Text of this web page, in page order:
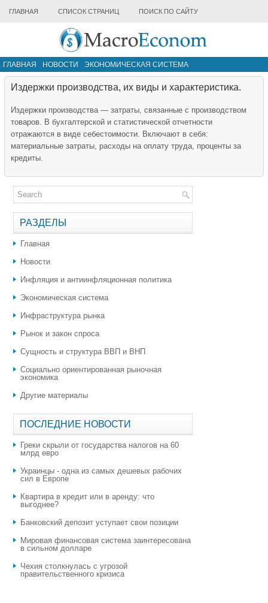
ГЛАВНАЯ СПИСОК СТРАНИЦ ПОИСК ПО САЙТУ
ГЛАВНАЯ НОВОСТИ
ЭКОНОМИЧЕСКАЯ СИСТЕМА
ИНФРАСТРУКТУРА РЫНКА
Издержки производства, их виды и характеристика.
Издержки производства — затраты, связанные с производством
товаров. В бухгалтерской и статистической отчетности
отражаются в виде себестоимости. Включают в себя:
материальные затраты, расходы на оплату труда, проценты за
кредиты.
РАЗДЕЛЫ
Главная
Новости
Инфляция и антиинфляционная политика
Экономическая система
Инфраструктура рынка
Рынок и закон спроса
Сущность и структура ВВП и ВНП
Социально ориентированная рыночная
экономика
Другие материалы
ПОСЛЕДНИЕ НОВОСТИ
Греки скрыли от государства налогов на 60
млрд евро
Украинцы - одна из самых дешевых рабочих
сил в Европе
Квартира в кредит или в аренду: что
выгоднее?
​Банковский депозит уступает свои позиции
Мировая финансовая система заинтересована
в сильном долларе
Чехия столкнулась с угрозой
правительственного кризиса